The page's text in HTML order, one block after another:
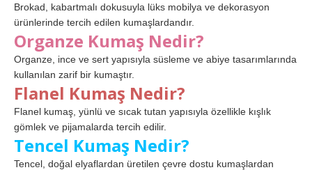
Brokad, kabartmalı dokusuyla lüks mobilya ve dekorasyon
ürünlerinde tercih edilen kumaşlardandır.
Organze Kumaş Nedir?
Organze, ince ve sert yapısıyla süsleme ve abiye tasarımlarında
kullanılan zarif bir kumaştır.
Flanel Kumaş Nedir?
Flanel kumaş, yünlü ve sıcak tutan yapısıyla özellikle kışlık
gömlek ve pijamalarda tercih edilir.
Tencel Kumaş Nedir?
Tencel, doğal elyaflardan üretilen çevre dostu kumaşlardan